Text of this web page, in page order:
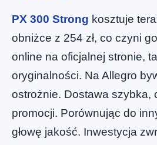
PX 300 Strong kosztuje
obniżce z 254 zł, co czyni
online na oficjalnej stronie,
oryginalności. Na Allegro
ostrożnie. Dostawa szybka,
promocji. Porównując do
głowę jakość. Inwestycja